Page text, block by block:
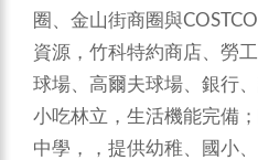
圈、金山街商圈與
資源，竹科特約商店、勞
球場、高爾夫球場、銀行
小吃林立，生活機能完備
中學，，提供幼稚、國小